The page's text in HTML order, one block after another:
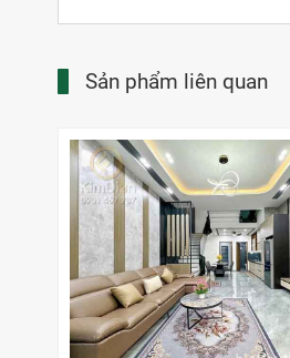
Sản phẩm liên quan